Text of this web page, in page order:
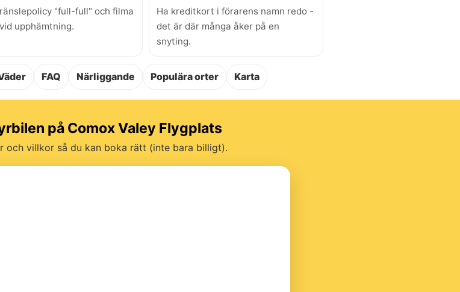
"full-full" och filma
upphämtning.
Ha kreditkort i förarens namn redo -
det är där många åker på en
snyting.
FAQ Närliggande Populära orter Karta
på Comox Valey Flygplats
och villkor så du kan boka rätt (inte bara billigt).